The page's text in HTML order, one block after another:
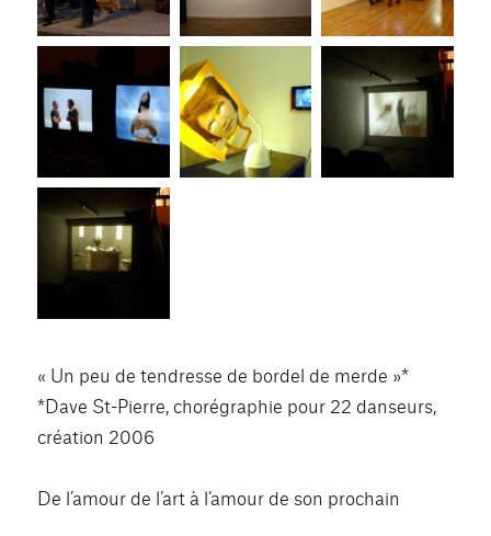
« Un peu de tendresse de bordel de merde »*
*Dave St-Pierre, chorégraphie pour 22 danseurs,
création 2006
De l’amour de l’art à l’amour de son prochain